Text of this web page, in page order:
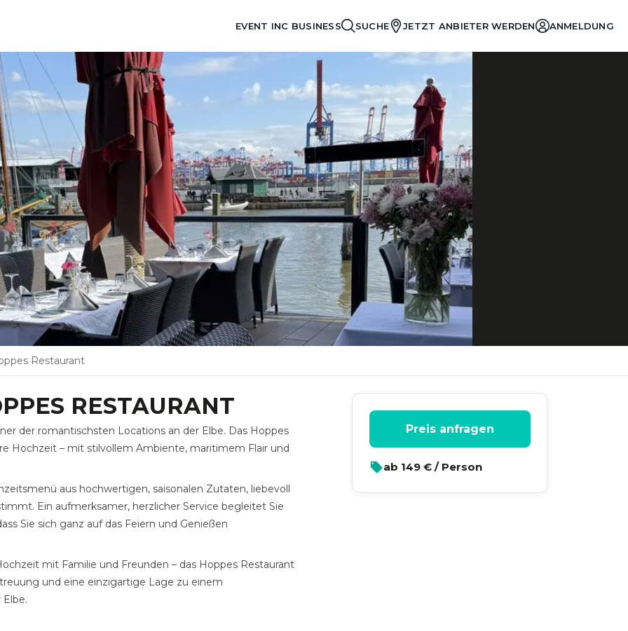
EVENT INC BUSINESS SUCHE JETZT ANBIETER WERDEN ANMELDUNG
Restaurant
RESTAURANT
der romantischsten Locations an der Elbe. Das Hoppes
Hochzeit – mit stilvollem Ambiente, maritimem Flair und
aus hochwertigen, saisonalen Zutaten, liebevoll
Ein aufmerksamer, herzlicher Service begleitet Sie
Sie sich ganz auf das Feiern und Genießen
mit Familie und Freunden – das Hoppes Restaurant
und eine einzigartige Lage zu einem
Preis anfragen
ab 149 € / Person